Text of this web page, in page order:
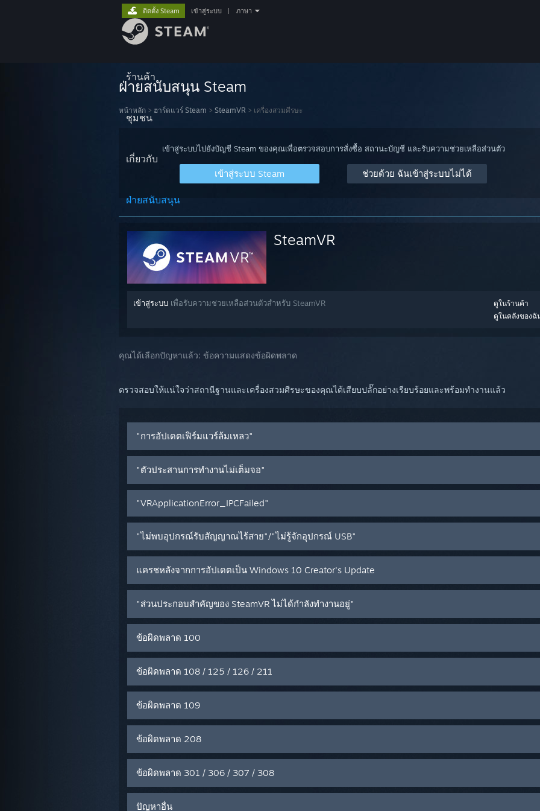
ร้านค้า
ชุมชน
เกี่ยวกับ
ฝ่ายสนับสนุน
ติดตั้ง Steam เข้าสู่ระบบ ภาษา
ฝ่ายสนับสนุน Steam
หน้าหลัก > ฮาร์ดแวร์ Steam > SteamVR > เครื่องสวมศีรษะ
เข้าสู่ระบบไปยังบัญชี Steam ของคุณเพื่อตรวจสอบการสั่งซื้อ สถานะบัญชี และรับความช่วยเหลือส่วนตัว
เข้าสู่ระบบ Steam ช่วยด้วย ฉันเข้าสู่ระบบไม่ได้
SteamVR
ดูในร้านค้า
ดูในคลังของฉั
เข้าสู่ระบบ เพื่อรับความช่วยเหลือส่วนตัวสำหรับ SteamVR
คุณได้เลือกปัญหาแล้ว: ข้อความแสดงข้อผิดพลาด
ตรวจสอบให้แน่ใจว่าสถานีฐานและเครื่องสวมศีรษะของคุณได้เสียบปลั๊กอย่างเรียบร้อยและพร้อมทำงานแล้ว
"การอัปเดตเฟิร์มแวร์ล้มเหลว"
"ตัวประสานการทำงานไม่เต็มจอ"
"VRApplicationError_IPCFailed"
"ไม่พบอุปกรณ์รับสัญญาณไร้สาย"/"ไม่รู้จักอุปกรณ์ USB"
แครชหลังจากการอัปเดตเป็น Windows 10 Creator's Update
"ส่วนประกอบสำคัญของ SteamVR ไม่ได้กำลังทำงานอยู่"
ข้อผิดพลาด 100
ข้อผิดพลาด 108 / 125 / 126 / 211
ข้อผิดพลาด 109
ข้อผิดพลาด 208
ข้อผิดพลาด 301 / 306 / 307 / 308
ปัญหาอื่น